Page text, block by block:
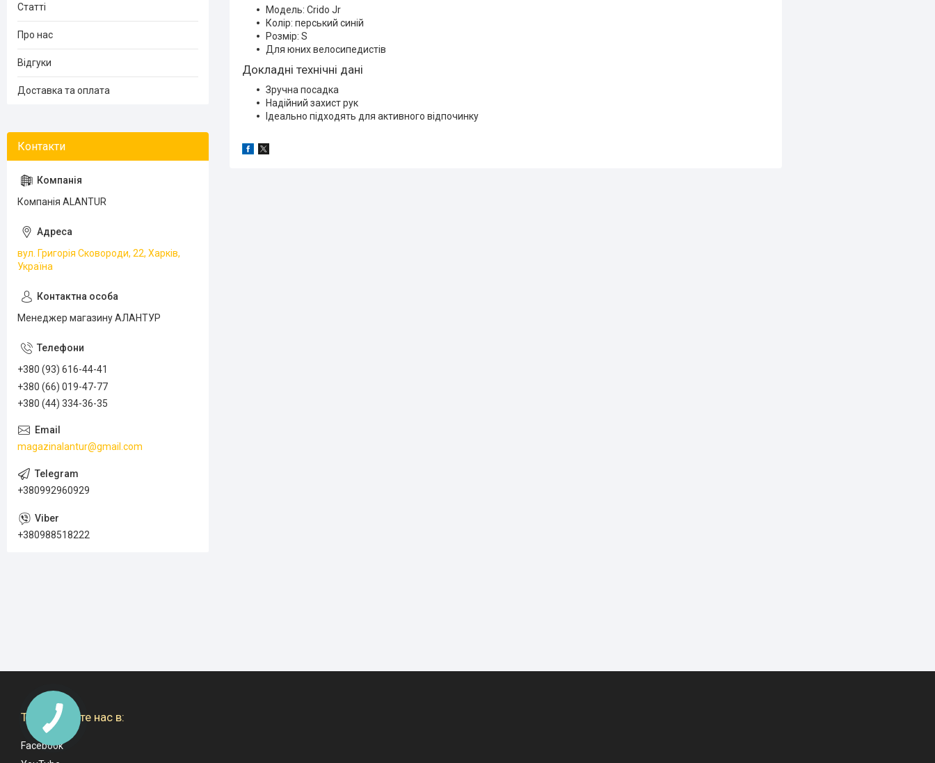
Модель: Crido Jr
Колір: перський синій
Розмір: S
Для юних велосипедистів
Докладні технічні дані
Зручна посадка
Надійний захист рук
Ідеально підходять для активного відпочинку
Статті
Про нас
Відгуки
Доставка та оплата
Компанія ALANTUR
вул. Григорія Сковороди, 22, Харків,
Україна
Менеджер магазину АЛАНТУР
+380 (93) 616-44-41
+380 (66) 019-47-77
+380 (44) 334-36-35
magazinalantur@gmail.com
+380992960929
+380988518222
Также ищите нас в:
Facebook